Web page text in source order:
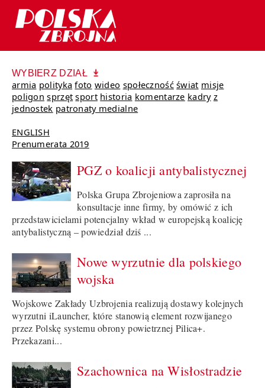
WYBIERZ DZIAŁ
armia polityka foto wideo społeczność świat misje
poligon sprzęt sport historia komentarze kadry z
jednostek patronaty medialne
ENGLISH
Prenumerata 2019
PGZ o koalicji antybalistycznej
Polska Grupa Zbrojeniowa zaprosiła na
konsultacje inne firmy, by omówić z ich
przedstawicielami potencjalny wkład w europejską koalicję
antybalistyczną – powiedział dziś ...
Nowe wyrzutnie dla polskiego
wojska
Wojskowe Zakłady Uzbrojenia realizują dostawy kolejnych
wyrzutni iLauncher, które stanowią element rozwijanego
przez Polskę systemu obrony powietrznej Pilica+.
Przekazani...
Szachownica na Wisłostradzie